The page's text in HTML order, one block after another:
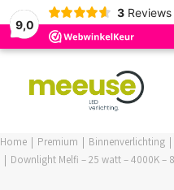
9,0
3 Reviews
Home Premium Binnenverlichting
Downlight Melfi – 25 watt – 4000K –